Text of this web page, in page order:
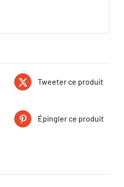
Tweeter ce produit
Épingler ce produit